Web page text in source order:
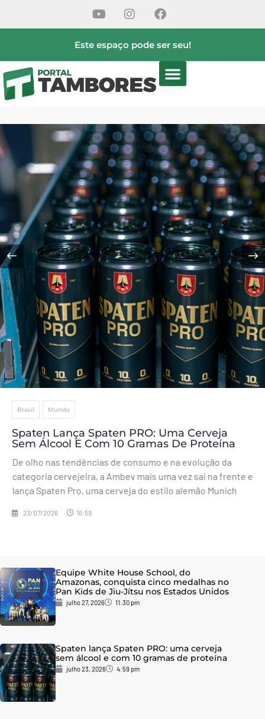
Este espaço pode ser seu!
Brasil Mundo
Spaten Lança Spaten PRO: Uma Cerveja
Sem Álcool E Com 10 Gramas De Proteína
De olho nas tendências de consumo e na evolução da
categoria cervejeira, a Ambev mais uma vez sai na frente e
lança Spaten Pro, uma cerveja do estilo alemão Munich
23/07/2026 16:59
Equipe White House School, do
Amazonas, conquista cinco medalhas no
Pan Kids de Jiu-Jítsu nos Estados Unidos
julho 27, 2026 11:30 pm
Spaten lança Spaten PRO: uma cerveja
sem álcool e com 10 gramas de proteína
julho 23, 2026 4:59 pm